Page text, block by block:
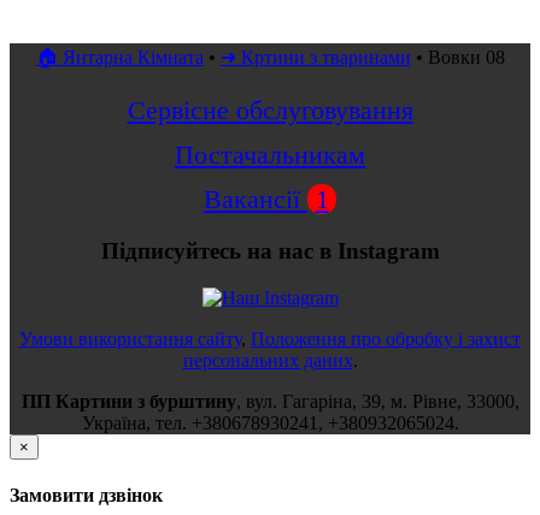
🏠 Янтарна Кімната • ➜ Кртини з тваринами • Вовки 08
Сервісне обслуговування
Постачальникам
Вакансії 1
Підписуйтесь на нас в Instagram
Умови використання сайту, Положення про обробку і захист
персональних даних.
ПП Картини з бурштину, вул. Гагаріна, 39, м. Рівне, 33000,
Україна, тел. +380678930241 , +380932065024.
×
Замовити дзвінок